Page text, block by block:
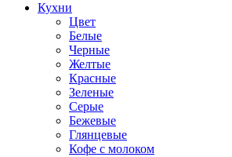
Кухни
Цвет
Белые
Черные
Желтые
Красные
Зеленые
Серые
Бежевые
Глянцевые
Кофе с молоком